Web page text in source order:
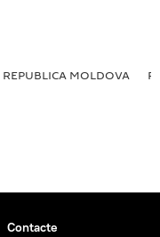
REPUBLICA MOLDOVA
Contacte